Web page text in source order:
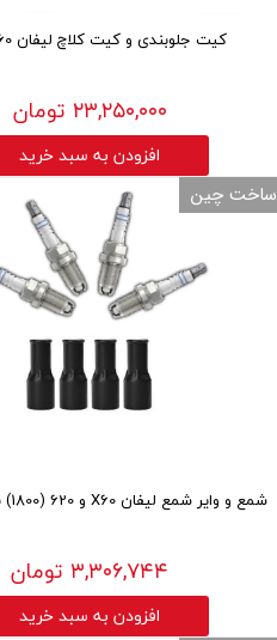
کیت جلوبندی و کیت کلاچ لیفان X60 دنده
۲۳,۲۵۰,۰۰۰ تومان
افزودن به سبد خرید
شمع و وایر شمع لیفان X60 و 620 (1800) بسته 8 عددی
۳,۳۰۶,۷۴۴ تومان
افزودن به سبد خرید
ساخت چین